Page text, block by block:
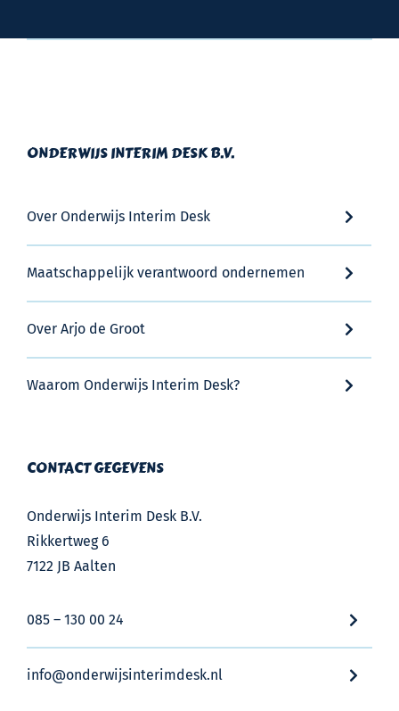
ONDERWIJS INTERIM DESK B.V.
Over Onderwijs Interim Desk
Maatschappelijk verantwoord ondernemen
Over Arjo de Groot
Waarom Onderwijs Interim Desk?
CONTACT GEGEVENS
Onderwijs Interim Desk B.V.
Rikkertweg 6
7122 JB Aalten
085 – 130 00 24
info@onderwijsinterimdesk.nl